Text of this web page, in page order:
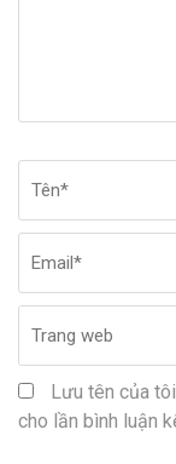
Lưu tên của
cho lần bình luận